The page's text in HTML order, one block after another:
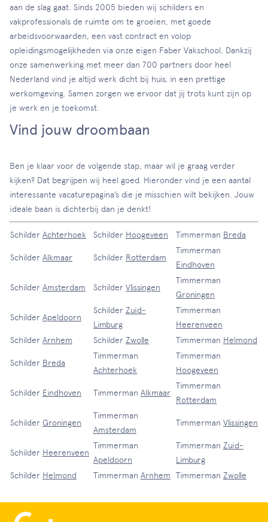
aan de slag gaat. Sinds 2005 bieden wij schilders en
vakprofessionals de ruimte om te groeien, met goede
arbeidsvoorwaarden, een vast contract en volop
opleidingsmogelijkheden via onze eigen Faber Vakschool. Dankzij
onze samenwerking met meer dan 700 partners door heel
Nederland vind je altijd werk dicht bij huis, in een prettige
werkomgeving. Samen zorgen we ervoor dat jij trots kunt zijn op
je werk en je toekomst.
Vind jouw droombaan
Ben je klaar voor de volgende stap, maar wil je graag verder
kijken? Dat begrijpen wij heel goed. Hieronder vind je een aantal
interessante vacaturepagina’s die je misschien wilt bekijken. Jouw
ideale baan is dichterbij dan je denkt!
Schilder Achterhoek Schilder Hoogeveen Timmerman Breda
Schilder Alkmaar Schilder Rotterdam
Timmerman
Eindhoven
Schilder Amsterdam Schilder Vlissingen
Timmerman
Groningen
Schilder Apeldoorn
Schilder Zuid-
Limburg
Timmerman
Heerenveen
Schilder Arnhem Schilder Zwolle Timmerman Helmond
Schilder Breda
Timmerman
Achterhoek
Timmerman
Hoogeveen
Schilder Eindhoven Timmerman Alkmaar
Timmerman
Rotterdam
Schilder Groningen
Timmerman
Amsterdam
Timmerman Vlissingen
Schilder Heerenveen
Timmerman
Apeldoorn
Timmerman Zuid-
Limburg
Schilder Helmond Timmerman Arnhem Timmerman Zwolle